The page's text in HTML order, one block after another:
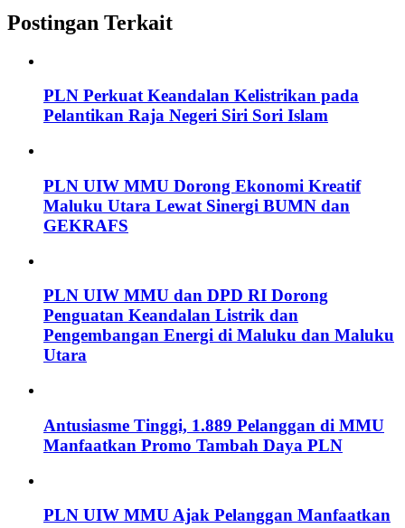
Postingan Terkait
PLN Perkuat Keandalan Kelistrikan pada
Pelantikan Raja Negeri Siri Sori Islam
PLN UIW MMU Dorong Ekonomi Kreatif
Maluku Utara Lewat Sinergi BUMN dan
GEKRAFS
PLN UIW MMU dan DPD RI Dorong
Penguatan Keandalan Listrik dan
Pengembangan Energi di Maluku dan Maluku
Utara
Antusiasme Tinggi, 1.889 Pelanggan di MMU
Manfaatkan Promo Tambah Daya PLN
PLN UIW MMU Ajak Pelanggan Manfaatkan